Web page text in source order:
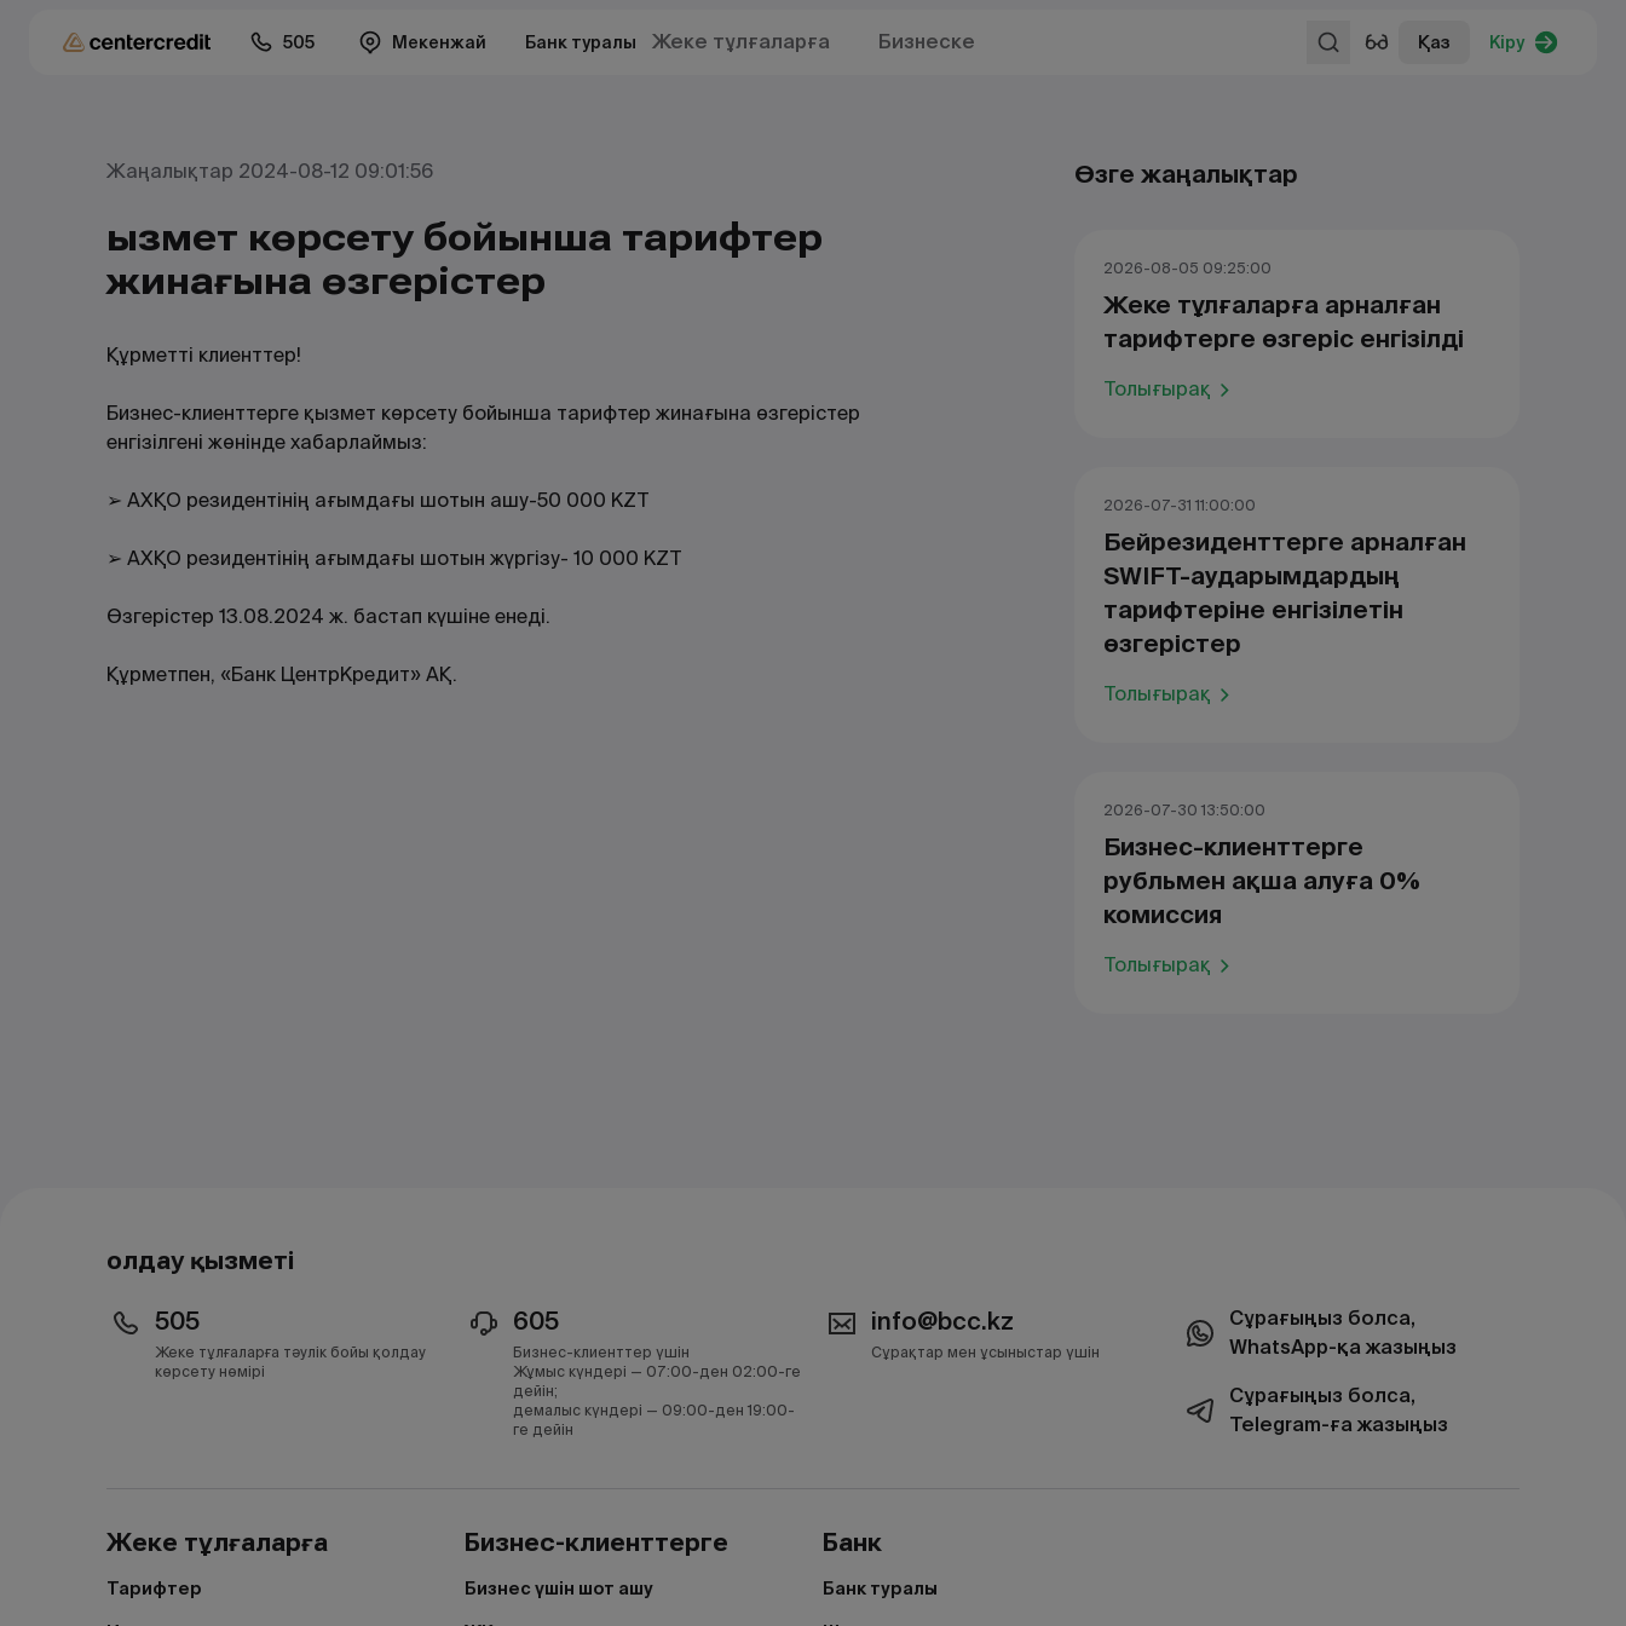
505 Мекенжай Банк туралы Жеке тұлғаларға Бизнеске Қаз Кіру
Жаңалықтар 2024-08-12 09:01:56
Қызмет көрсету бойынша тарифтер
жинағына өзгерістер
Құрметті клиенттер!
Бизнес-клиенттерге қызмет көрсету бойынша тарифтер жинағына өзгерістер
енгізілгені жөнінде хабарлаймыз:
➢ АХҚО резидентінің ағымдағы шотын ашу-50 000 KZT
➢ АХҚО резидентінің ағымдағы шотын жүргізу- 10 000 KZT
Өзгерістер 13.08.2024 ж. бастап күшіне енеді.
Құрметпен, «Банк ЦентрКредит» АҚ.
Өзге жаңалықтар
2026-08-05 09:25:00
Жеке тұлғаларға арналған
тарифтерге өзгеріс енгізілді
Толығырақ
2026-07-31 11:00:00
Бейрезиденттерге арналған
SWIFT-аударымдардың
тарифтеріне енгізілетін
өзгерістер
Толығырақ
2026-07-30 13:50:00
Бизнес-клиенттерге
рубльмен ақша алуға 0%
комиссия
Толығырақ
Қолдау қызметі
505
Жеке тұлғаларға тәулік бойы қолдау
көрсету нөмірі
605
Бизнес-клиенттер үшін
Жұмыс күндері — 07:00-ден 02:00-ге
дейін;
демалыс күндері — 09:00-ден 19:00-
ге дейін
info@bcc.kz
Сұрақтар мен ұсыныстар үшін
Сұрағыңыз болса,
WhatsApp-қа жазыңыз
Сұрағыңыз болса,
Telegram-ға жазыңыз
Жеке тұлғаларға
Тарифтер
Бизнес-клиенттерге
Бизнес үшін шот ашу
Банк
Банк туралы